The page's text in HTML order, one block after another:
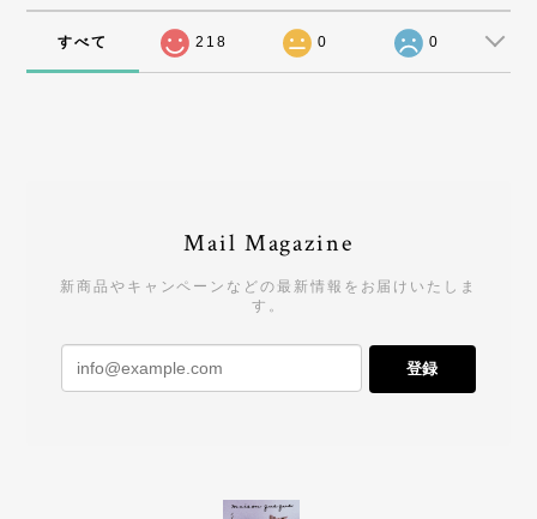
すべて 218 0 0
Mail Magazine
新商品やキャンペーンなどの最新情報をお届けいたしま
す。
登録